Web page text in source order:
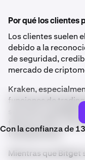
Por qué los clientes
Los clientes suelen
debido a la
de seguridad,
mercado de
Kraken,
funciones de
servicios
futuros y OTC, con
transparentes.
Mientras que Bitget
Con la confianza de